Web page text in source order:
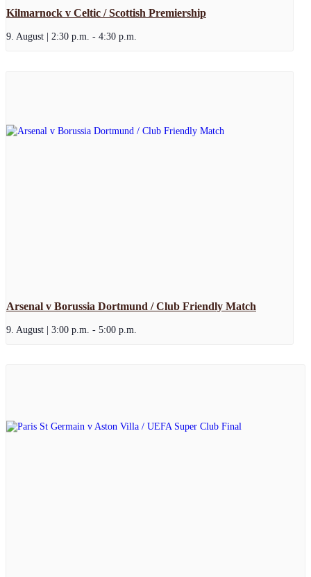
Kilmarnock v Celtic / Scottish Premiership
9. August | 2:30 p.m. - 4:30 p.m.
Arsenal v Borussia Dortmund / Club Friendly Match
9. August | 3:00 p.m. - 5:00 p.m.